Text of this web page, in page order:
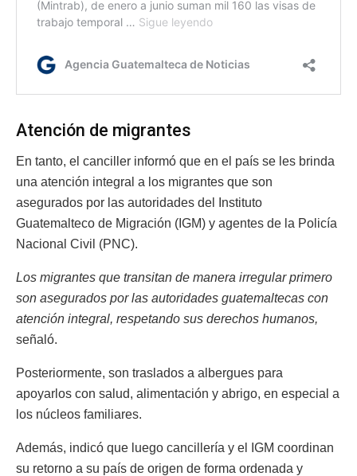
Atención de migrantes
En tanto, el canciller informó que en el país se les brinda
una atención integral a los migrantes que son
asegurados por las autoridades del Instituto
Guatemalteco de Migración (IGM) y agentes de la Policía
Nacional Civil (PNC).
Los migrantes que transitan de manera irregular primero
son asegurados por las autoridades guatemaltecas con
atención integral, respetando sus derechos humanos,
señaló.
Posteriormente, son traslados a albergues para
apoyarlos con salud, alimentación y abrigo, en especial a
los núcleos familiares.
Además, indicó que luego cancillería y el IGM coordinan
su retorno a su país de origen de forma ordenada y